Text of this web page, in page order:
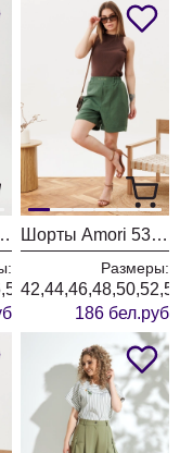
нежно серенький Шорты Amori 5311 хакки
Размеры:
186 бел.руб